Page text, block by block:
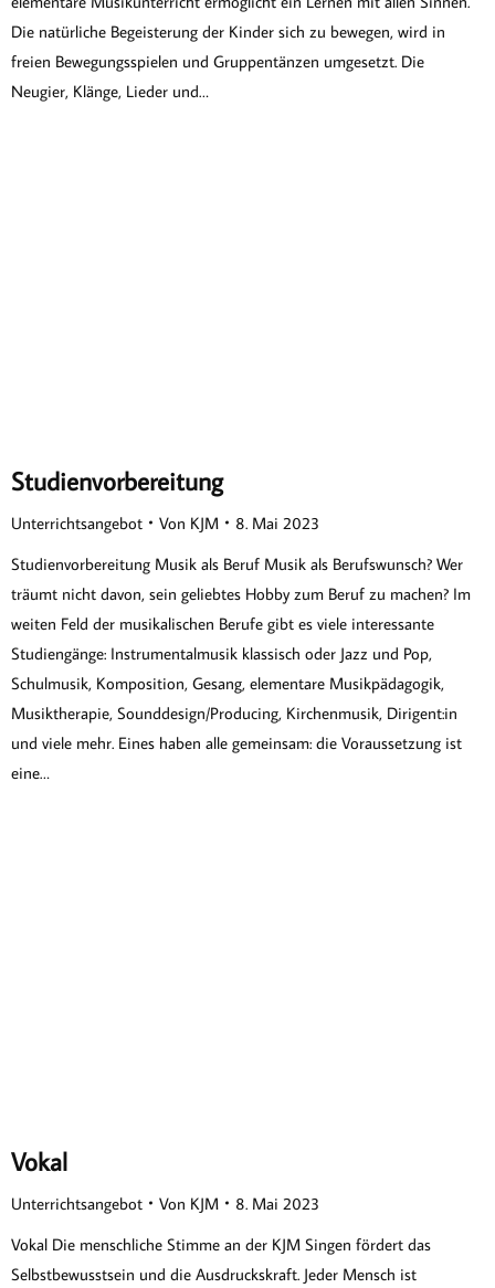
Die natürliche Begeisterung der Kinder sich zu bewegen, wird in
freien Bewegungs­spielen und Gruppentänzen umgesetzt. Die
Neugier, Klänge, Lieder und…
Studienvorbereitung
Unterrichtsangebot Von KJM
8. Mai 2023
Studienvorbereitung Musik als Beruf Musik als Berufswunsch? Wer
träumt nicht davon, sein geliebtes Hobby zum Beruf zu machen? Im
weiten Feld der musikalischen Berufe gibt es viele interessante
Studiengänge: Instrumentalmusik klassisch oder Jazz und Pop,
Schulmusik, Komposition, Gesang, elementare Musikpädagogik,
Musiktherapie, Sounddesign/­­Producing, Kirchenmusik, Dirigent:in
und viele mehr. Eines haben alle gemeinsam: die Voraussetzung ist
eine…
Vokal
Unterrichtsangebot Von KJM
8. Mai 2023
Vokal Die menschliche Stimme an der KJM Singen fördert das
Selbstbewusstsein und die Ausdruckskraft. Jeder Mensch ist